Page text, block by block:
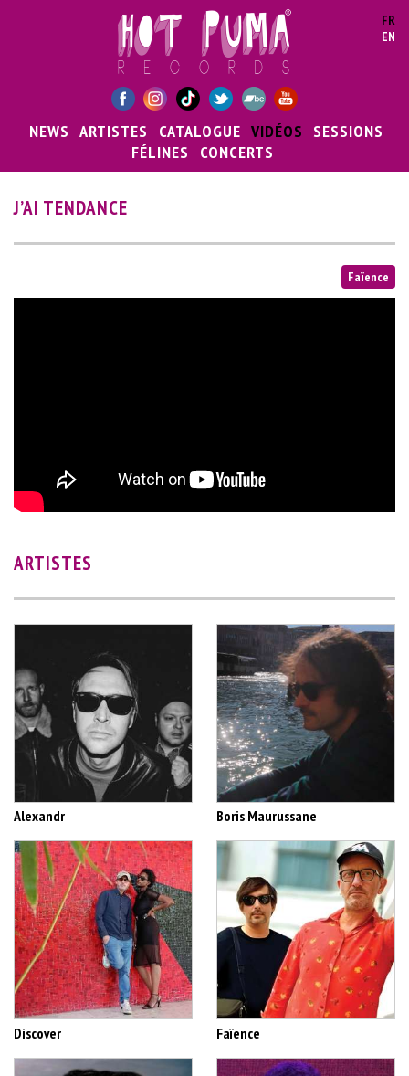
FR
EN
NEWS ARTISTES CATALOGUE VIDÉOS SESSIONS
FÉLINES
CONCERTS
J’AI TENDANCE
Faïence
ARTISTES
Alexandr Boris Maurussane
Discover Faïence